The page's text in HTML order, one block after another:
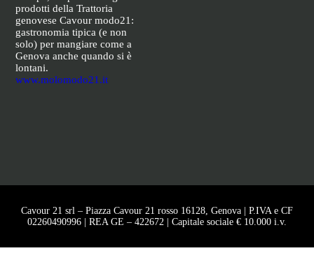
prodotti della Trattoria
genovese Cavour modo21:
gastronomia tipica (e non
solo) per mangiare come a
Genova anche quando si è
lontani.
www.molomodo21.it
Cavour 21 srl – Piazza Cavour 21 rosso 16128, Genova | P.IVA e CF
02260490996 | REA GE – 422672 | Capitale sociale € 10.000 i.v.